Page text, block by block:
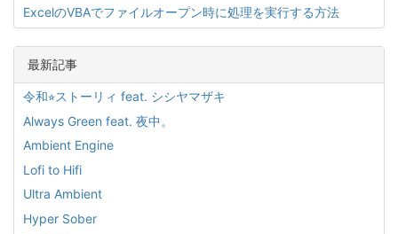
ExcelのVBAでファイルオープン時に処理を実行する方法
最新記事
令和⭐︎ストーリィ feat. シシヤマザキ
Always Green feat. 夜中。
Ambient Engine
Lofi to Hifi
Ultra Ambient
Hyper Sober